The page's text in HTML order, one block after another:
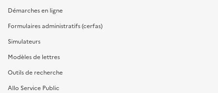
Démarches en ligne
Formulaires administratifs (cerfas)
Simulateurs
Modèles de lettres
Outils de recherche
Allo Service Public